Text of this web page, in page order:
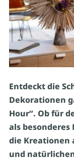
Entdeckt die
Dekorationen
Hour“. Ob für
als besonderes
die Kreationen
und